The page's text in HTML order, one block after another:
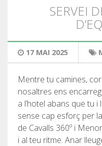
7 ÉTAPES
6 ÉTAPES
5 ÉTAPES
SERVEI
17 MAI 2025
Mentre tu camines,
nosaltres ens
a l’hotel abans que tu i
sense cap esforç per
de Cavalls 360º i
i al teu ritme. Anar